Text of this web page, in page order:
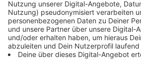
über die Posener Straße
der Sperrung aber noch von der
Gumbertstraße fahren. Das ist in
nicht möglich. Die Haltestelle
weiterhin von der Rheinbahn